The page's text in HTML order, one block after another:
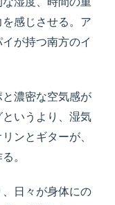
感じさせる。ア
が持つ南方のイ
濃密な空気感が
いうより、湿気
ンとギターが、
。
日々が身体にの